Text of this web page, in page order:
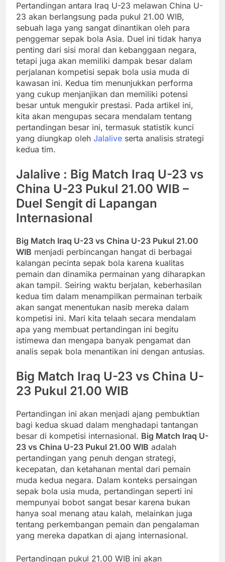
Pertandingan antara Iraq U-23 melawan China U-
23 akan berlangsung pada pukul 21.00 WIB,
sebuah laga yang sangat dinantikan oleh para
penggemar sepak bola Asia. Duel ini tidak hanya
penting dari sisi moral dan kebanggaan negara,
tetapi juga akan memiliki dampak besar dalam
perjalanan kompetisi sepak bola usia muda di
kawasan ini. Kedua tim menunjukkan performa
yang cukup menjanjikan dan memiliki potensi
besar untuk mengukir prestasi. Pada artikel ini,
kita akan mengupas secara mendalam tentang
pertandingan besar ini, termasuk statistik kunci
yang diungkap oleh Jalalive serta analisis strategi
kedua tim.
Jalalive : Big Match Iraq U-23 vs
China U-23 Pukul 21.00 WIB –
Duel Sengit di Lapangan
Internasional
Big Match Iraq U-23 vs China U-23 Pukul 21.00
WIB menjadi perbincangan hangat di berbagai
kalangan pecinta sepak bola karena kualitas
pemain dan dinamika permainan yang diharapkan
akan tampil. Seiring waktu berjalan, keberhasilan
kedua tim dalam menampilkan permainan terbaik
akan sangat menentukan nasib mereka dalam
kompetisi ini. Mari kita telaah secara mendalam
apa yang membuat pertandingan ini begitu
istimewa dan mengapa banyak pengamat dan
analis sepak bola menantikan ini dengan antusias.
Big Match Iraq U-23 vs China U-
23 Pukul 21.00 WIB
Pertandingan ini akan menjadi ajang pembuktian
bagi kedua skuad dalam menghadapi tantangan
besar di kompetisi internasional. Big Match Iraq U-
23 vs China U-23 Pukul 21.00 WIB adalah
pertandingan yang penuh dengan strategi,
kecepatan, dan ketahanan mental dari pemain
muda kedua negara. Dalam konteks persaingan
sepak bola usia muda, pertandingan seperti ini
mempunyai bobot sangat besar karena bukan
hanya soal menang atau kalah, melainkan juga
tentang perkembangan pemain dan pengalaman
yang mereka dapatkan di ajang internasional.
Pertandingan pukul 21.00 WIB ini akan